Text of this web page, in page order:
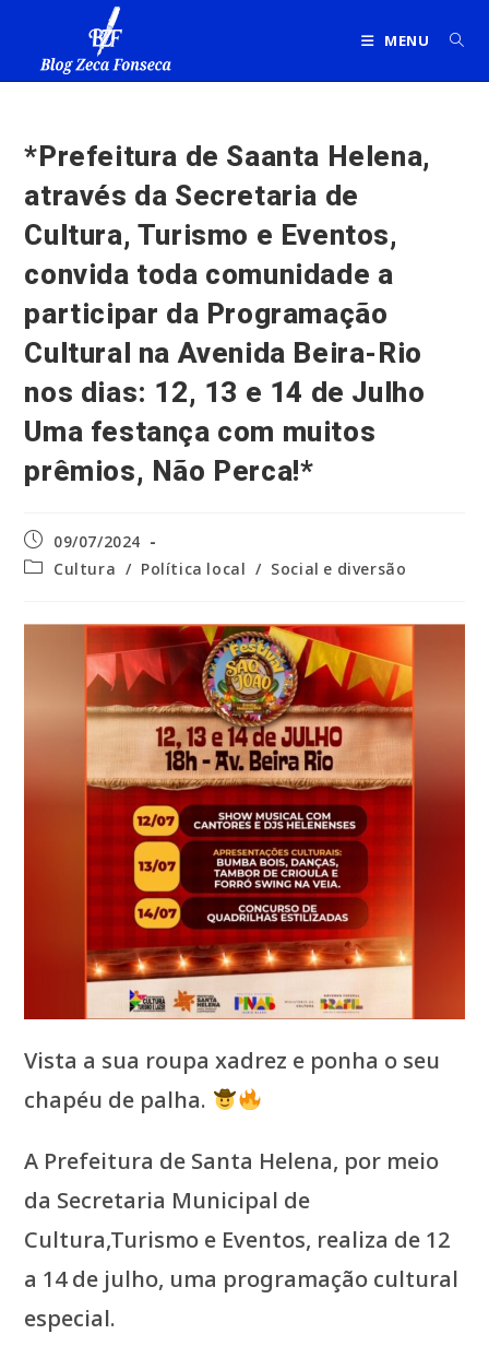
MENU
*Prefeitura de Saanta Helena,
através da Secretaria de
Cultura, Turismo e Eventos,
convida toda comunidade a
participar da Programação
Cultural na Avenida Beira-Rio
nos dias: 12, 13 e 14 de Julho
Uma festança com muitos
prêmios, Não Perca!*
Post
publicado:
09/07/2024
Categoria
Cultura / Política local / Social e diversão
Vista a sua roupa xadrez e ponha o seu
chapéu de palha.
A Prefeitura de Santa Helena, por meio
da Secretaria Municipal de
Cultura,Turismo e Eventos, realiza de 12
a 14 de julho, uma programação cultural
especial.